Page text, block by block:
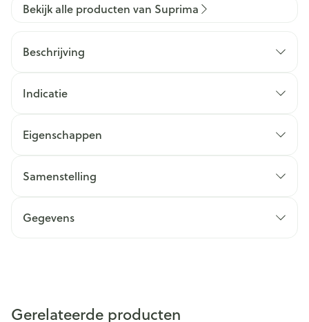
Bekijk alle producten van Suprima
Beschrijving
Indicatie
Eigenschappen
Samenstelling
Gegevens
Gerelateerde producten